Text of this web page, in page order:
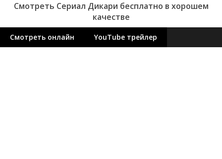
Смотреть Сериал Дикари бесплатно в хорошем
качестве
Смотреть онлайн YouTube трейлер